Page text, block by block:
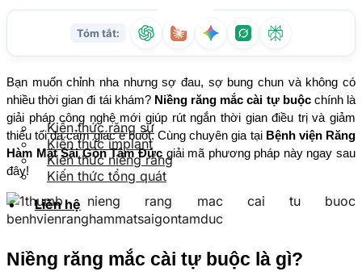
Kiến thức răng sứ
Kiến thức implant
Kiến thức niềng răng
Kiến thức tổng quát
Liên hệ
Bạn muốn chỉnh nha nhưng sợ đau, sợ bung chun và không có
nhiều thời gian đi tái khám? Niềng răng mắc cài tự buộc chính là
giải pháp công nghệ mới giúp rút ngắn thời gian điều trị và giảm
thiểu tối đa cảm giác ê buốt. Cùng chuyên gia tại Bệnh viện Răng
Hàm Mặt Sài Gòn Tâm Đức giải mã phương pháp này ngay sau
đây!
Niềng răng mắc cài tự buộc là gì?